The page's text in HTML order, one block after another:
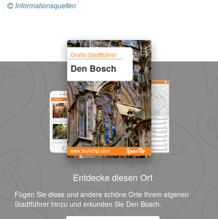
Informationsquellen
Gratis Stadtführer
Den Bosch
www.leuketip.com
Entdecke diesen Ort
Fügen Sie diese und andere schöne Orte Ihrem eigenen
Stadtführer hinzu und erkunden Sie Den Bosch.